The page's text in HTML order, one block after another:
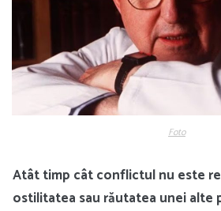
Foto
Atât timp cât conflictul nu este
ostilitatea sau răutatea unei alte